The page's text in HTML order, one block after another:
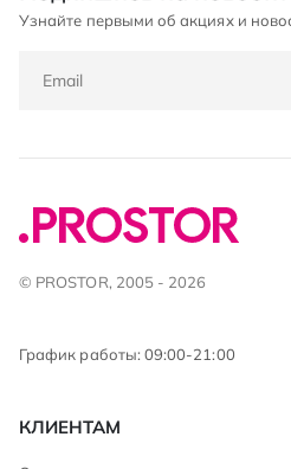
Узнайте первыми об акциях и
© PROSTOR, 2005 - 2026
График работы: 09:00-21:00
КЛИЕНТАМ